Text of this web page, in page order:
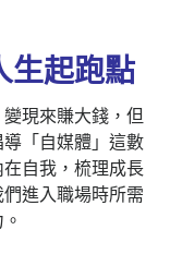
生起跑點
現來賺大錢，但
「自媒體」這數
自我，梳理成長
進入職場時所需